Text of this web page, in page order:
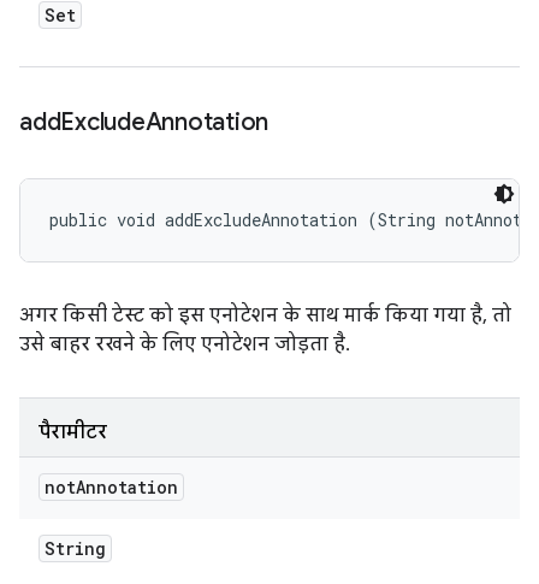
Set
addExcludeAnnotation
public void addExcludeAnnotation (String
अगर किसी टेस्ट को इस एनोटेशन के साथ मार्क किया गया है, तो
उसे बाहर रखने के लिए एनोटेशन जोड़ता है.
पैरामीटर
notAnnotation
String